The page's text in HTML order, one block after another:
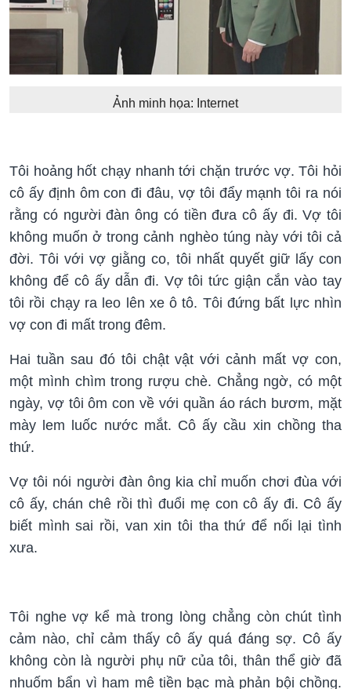
Ảnh minh họa: Internet
Tôi hoảng hốt chạy nhanh tới chặn trước vợ. Tôi hỏi
cô ấy định ôm con đi đâu, vợ tôi đẩy mạnh tôi ra nói
rằng có người đàn ông có tiền đưa cô ấy đi. Vợ tôi
không muốn ở trong cảnh nghèo túng này với tôi cả
đời. Tôi với vợ giằng co, tôi nhất quyết giữ lấy con
không để cô ấy dẫn đi. Vợ tôi tức giận cắn vào tay
tôi rồi chạy ra leo lên xe ô tô. Tôi đứng bất lực nhìn
vợ con đi mất trong đêm.
Hai tuần sau đó tôi chật vật với cảnh mất vợ con,
một mình chìm trong rượu chè. Chẳng ngờ, có một
ngày, vợ tôi ôm con về với quần áo rách bươm, mặt
mày lem luốc nước mắt. Cô ấy cầu xin chồng tha
thứ.
Vợ tôi nói người đàn ông kia chỉ muốn chơi đùa với
cô ấy, chán chê rồi thì đuổi mẹ con cô ấy đi. Cô ấy
biết mình sai rồi, van xin tôi tha thứ để nối lại tình
xưa.
Tôi nghe vợ kể mà trong lòng chẳng còn chút tình
cảm nào, chỉ cảm thấy cô ấy quá đáng sợ. Cô ấy
không còn là người phụ nữ của tôi, thân thể giờ đã
nhuốm bẩn vì ham mê tiền bạc mà phản bội chồng.